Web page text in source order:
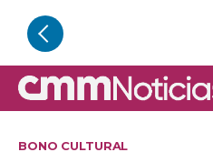
BONO CULTURAL